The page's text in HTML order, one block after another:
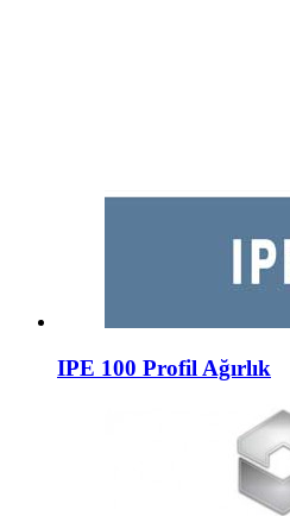
IPE 100 Profil Ağırlık